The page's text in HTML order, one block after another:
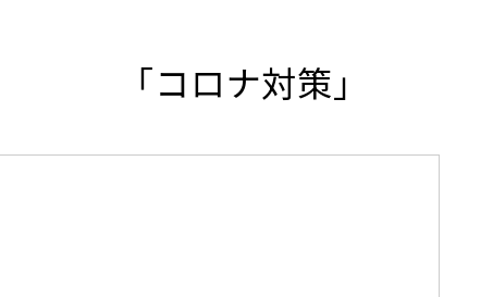
「コロナ対策」